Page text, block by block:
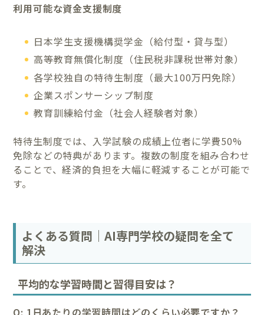
利用可能な資金支援制度
日本学生支援機構奨学金（給付型・貸与型）
高等教育無償化制度（住民税非課税世帯対象）
各学校独自の特待生制度（最大100万円免除）
企業スポンサーシップ制度
教育訓練給付金（社会人経験者対象）
特待生制度では、入学試験の成績上位者に学費50%
免除などの特典があります。複数の制度を組み合わせ
ることで、経済的負担を大幅に軽減することが可能で
す。
よくある質問｜AI専門学校の疑問を全て
解決
平均的な学習時間と習得目安は？